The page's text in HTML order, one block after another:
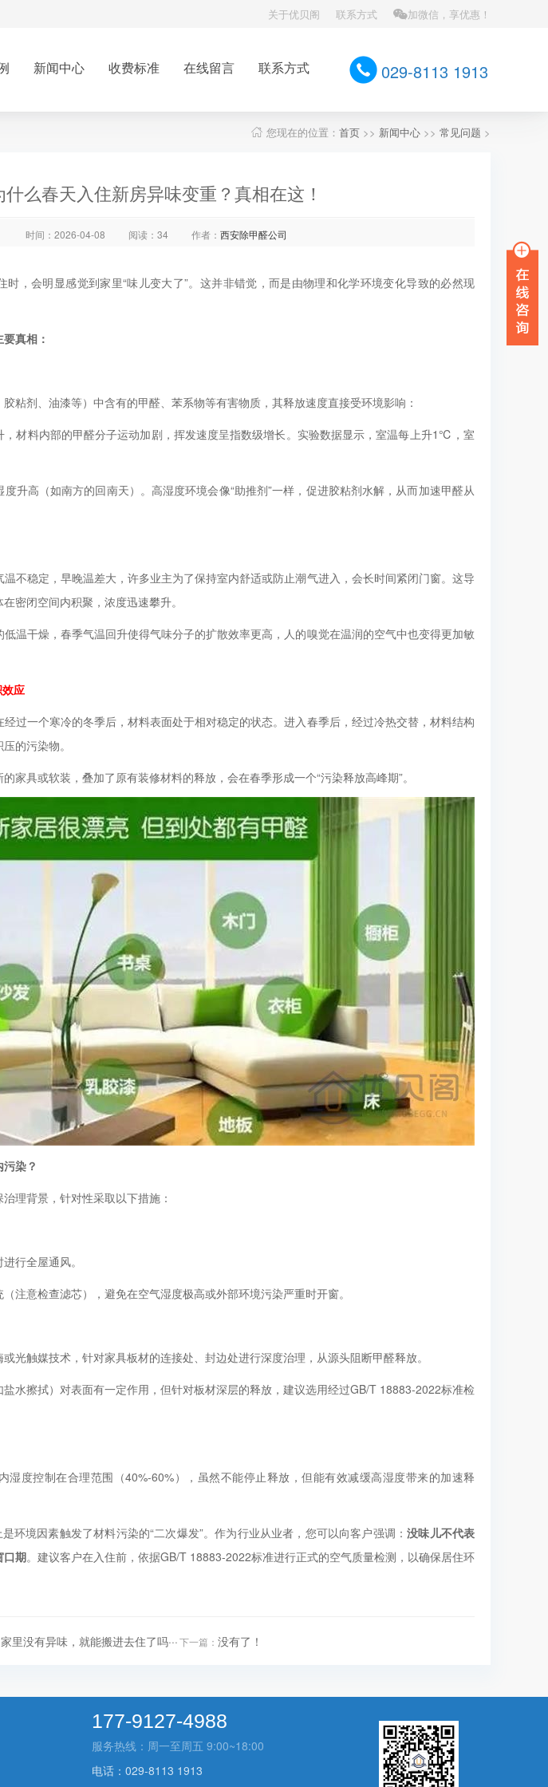
关于优贝阁 联系方式 加微信，享优惠！
新闻中心 收费标准 在线留言 联系方式 029-8113 1913
您现在的位置： 首页 >> 新闻中心 >> 常见问题 >
什么春天入住新房异味变重？真相在这！
时间：2026-04-08 阅读：34 作者： 西安除甲醛公司
，会明显感觉到家里“味儿变大了”。这并非错觉，而是由物理和化学环境变化导致的必然现
真相：
剂、油漆等）中含有的甲醛、苯系物等有害物质，其释放速度直接受环境影响：
，材料内部的甲醛分子运动加剧，挥发速度呈指数级增长。实验数据显示，室温每上升1℃，室
度升高（如南方的回南天）。高湿度环境会像“助推剂”一样，促进胶粘剂水解，从而加速甲醛从
温不稳定，早晚温差大，许多业主为了保持室内舒适或防止潮气进入，会长时间紧闭门窗。这导
密闭空间内积聚，浓度迅速攀升。
低温干燥，春季气温回升使得气味分子的扩散效率更高，人的嗅觉在温润的空气中也变得更加敏
应
经过一个寒冷的冬季后，材料表面处于相对稳定的状态。进入春季后，经过冷热交替，材料结构
的污染物。
家具或软装，叠加了原有装修材料的释放，会在春季形成一个“污染释放高峰期”。
染？
背景，针对性采取以下措施：
行全屋通风。
意检查滤芯），避免在空气湿度极高或外部环境污染严重时开窗。
触媒技术，针对家具板材的连接处、封边处进行深度治理，从源头阻断甲醛释放。
擦拭）对表面有一定作用，但针对板材深层的释放，建议选用经过GB/T 18883-2022标准检
度控制在合理范围（40%-60%），虽然不能停止释放，但能有效减缓高湿度带来的加速释
是环境因素触发了材料污染的“二次爆发”。作为行业从业者，您可以向客户强调：没味儿不代表
口期。建议客户在入住前，依据GB/T 18883-2022标准进行正式的空气质量检测，以确保居住环
里没有异味，就能搬进去住了吗···下一篇： 没有了！
177-9127-4988
服务热线：周一至周五 9:00~18:00
电话：029-8113 1913